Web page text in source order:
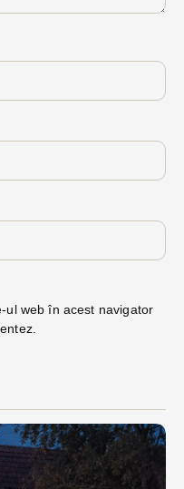
ul web în acest navigator